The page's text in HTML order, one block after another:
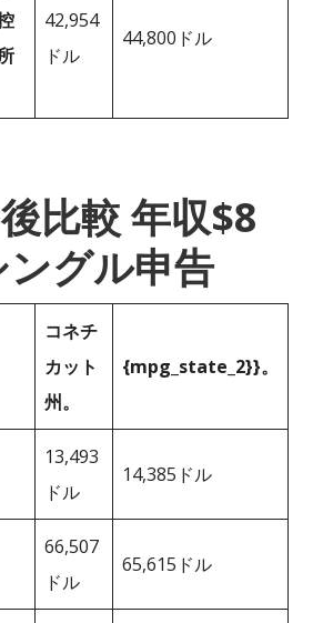
42,954
ドル
44,800ドル
比較 年収$8
グル申告
コネチ
カット
州。
{mpg_state_2}}。
13,493
ドル
14,385ドル
66,507
ドル
65,615ドル